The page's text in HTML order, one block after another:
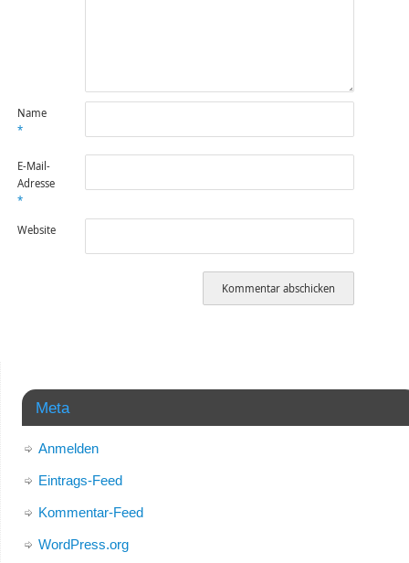
Name
*
E-Mail-
Adresse
*
Website
Meta
Anmelden
Eintrags-Feed
Kommentar-Feed
WordPress.org